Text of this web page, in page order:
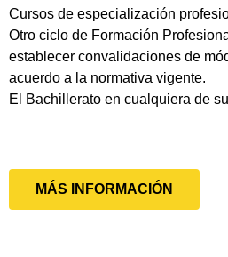
Cursos de especialización
Otro ciclo de Formación
establecer convalidaciones de
acuerdo a la normativa vigente.
El Bachillerato en cualquiera de
MÁS INFORMACIÓN